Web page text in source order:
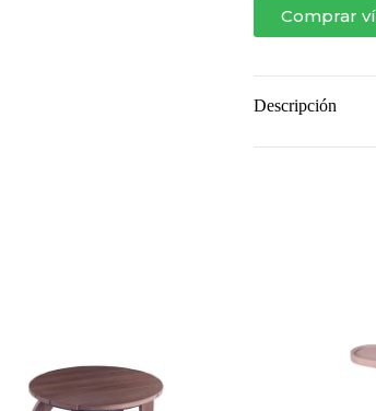
Comprar
Descripción